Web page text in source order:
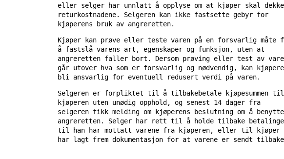
eller selger har unnlatt å opplyse om at kjøper skal dekke
returkostnadene. Selgeren kan ikke fastsette gebyr for
kjøperens bruk av angreretten.
Kjøper kan prøve eller teste varen på en forsvarlig måte
å fastslå varens art, egenskaper og funksjon, uten at
angreretten faller bort. Dersom prøving eller test av
går utover hva som er forsvarlig og nødvendig, kan
bli ansvarlig for eventuell redusert verdi på varen.
Selgeren er forpliktet til å tilbakebetale kjøpesummen til
kjøperen uten unødig opphold, og senest 14 dager fra
selgeren fikk melding om kjøperens beslutning om å benytte
angreretten. Selger har rett til å holde tilbake
til han har mottatt varene fra kjøperen, eller til kjøper
har lagt frem dokumentasjon for at varene er sendt